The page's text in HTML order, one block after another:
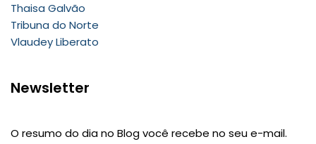
Thaisa Galvão
Tribuna do Norte
Vlaudey Liberato
Newsletter
O resumo do dia no Blog você recebe no seu e-mail.